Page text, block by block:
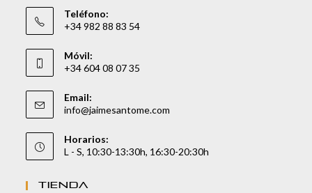
Teléfono:
+34 982 88 83 54
Móvil:
+34 604 08 07 35
Email:
info@jaimesantome.com
Horarios:
L - S, 10:30-13:30h, 16:30-20:30h
TIENDA